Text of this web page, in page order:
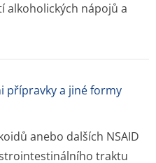
alkoholických nápojů a
přípravky a jiné formy
anebo dalších NSAID
traktu